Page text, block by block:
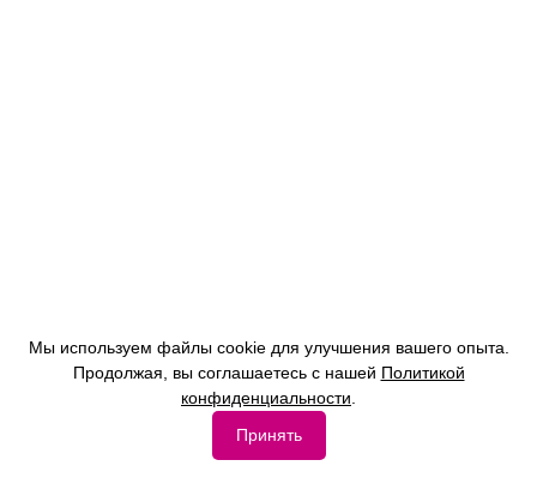
Мы используем файлы cookie для улучшения вашего опыта.
Продолжая, вы соглашаетесь с нашей Политикой
конфиденциальности
Принять